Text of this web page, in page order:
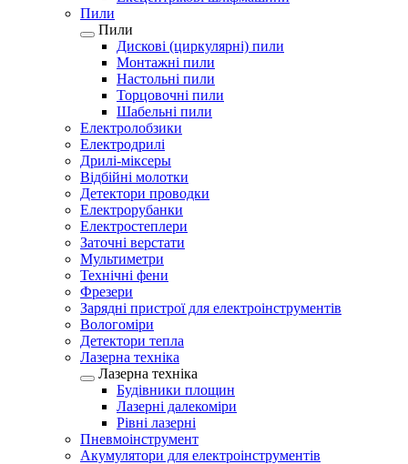
Пили
Пили
Дискові (циркулярні) пили
Монтажні пили
Настольні пили
Торцовочні пили
Шабельні пили
Електролобзики
Електродрилі
Дрилі-міксеры
Відбійні молотки
Детектори проводки
Електрорубанки
Електростеплери
Заточні верстати
Мультиметри
Технічні фени
Фрезери
Зарядні пристрої для електроінструментів
Вологоміри
Детектори тепла
Лазерна техніка
Лазерна техніка
Будівники площин
Лазерні далекоміри
Рівні лазерні
Пневмоінструмент
Акумулятори для електроінструментів